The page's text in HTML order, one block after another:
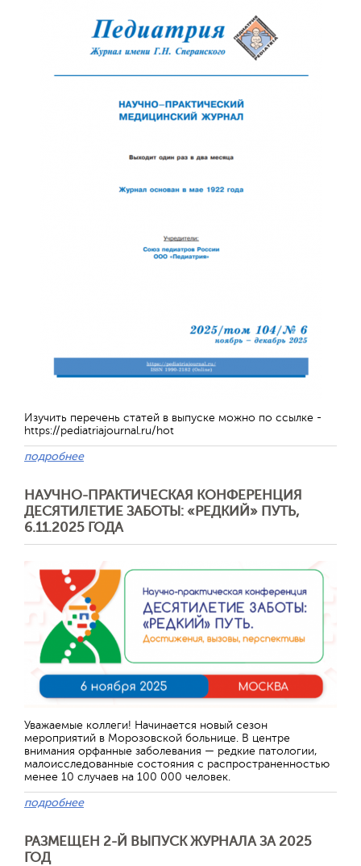
Изучить перечень статей в выпуске можно по ссылке -
https://pediatriajournal.ru/hot
подробнее
НАУЧНО-ПРАКТИЧЕСКАЯ КОНФЕРЕНЦИЯ
ДЕСЯТИЛЕТИЕ ЗАБОТЫ: «РЕДКИЙ» ПУТЬ,
6.11.2025 ГОДА
Уважаемые коллеги! Начинается новый сезон
мероприятий в Морозовской больнице. В центре
внимания орфанные заболевания — редкие патологии,
малоисследованные состояния с распространенностью
менее 10 случаев на 100 000 человек.
подробнее
РАЗМЕЩЕН 2-Й ВЫПУСК ЖУРНАЛА ЗА 2025
ГОД